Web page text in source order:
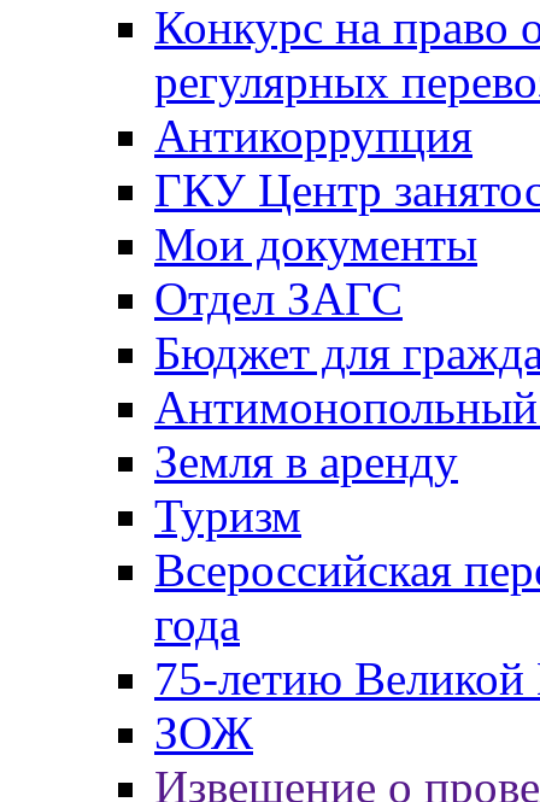
Конкурс на право
регулярных
Антикоррупция
ГКУ Центр
Мои документы
Отдел ЗАГС
Бюджет для
Антимонопольный
Земля в аренду
Туризм
Всероссийская
года
75-летию
ЗОЖ
Извещение о